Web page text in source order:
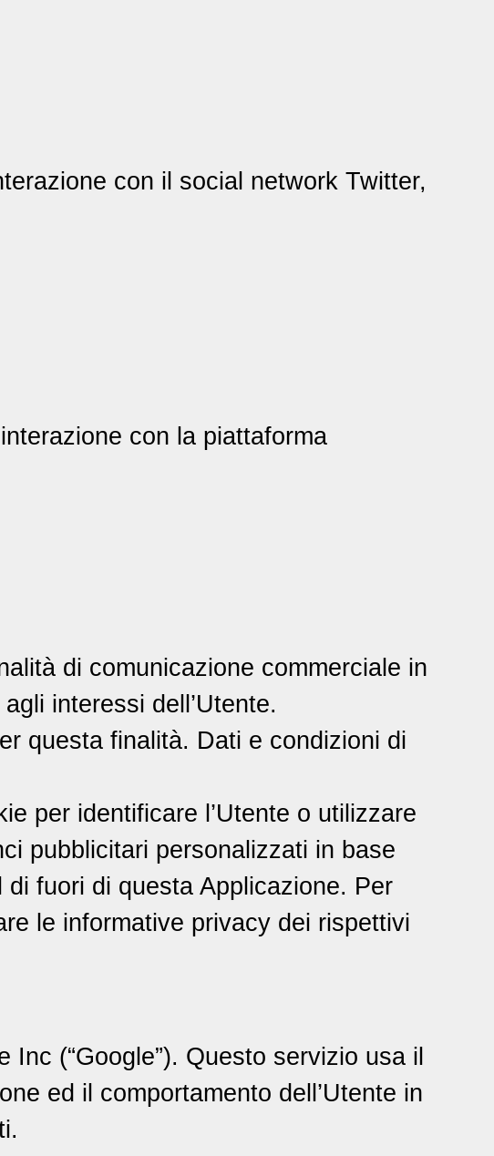
con il social network Twitter,
con la piattaforma
di comunicazione commerciale in
interessi dell’Utente.
questa finalità. Dati e condizioni di
per identificare l’Utente o utilizzare
pubblicitari personalizzati in base
fuori di questa Applicazione. Per
le informative privacy dei rispettivi
(“Google”). Questo servizio usa il
ed il comportamento dell’Utente in